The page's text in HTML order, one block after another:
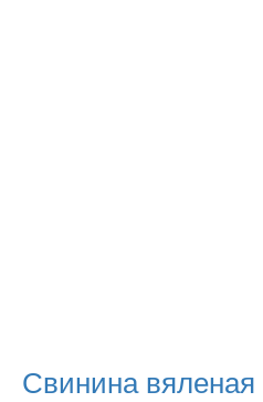
Свинина вяленая